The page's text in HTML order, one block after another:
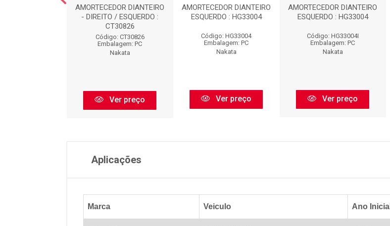
AMORTECEDOR DIANTEIRO
- DIREITO / ESQUERDO :
CT30826
Código: CT30826
Embalagem: PC
Nakata
Ver preço
AMORTECEDOR DIANTEIRO
ESQUERDO : HG33004
Código: HG33004
Embalagem: PC
Nakata
Ver preço
AMORTECEDOR DIANTEIRO
ESQUERDO : HG33004
Código: HG33004I
Embalagem: PC
Nakata
Ver preço
Aplicações
Marca Veiculo Ano Inicial